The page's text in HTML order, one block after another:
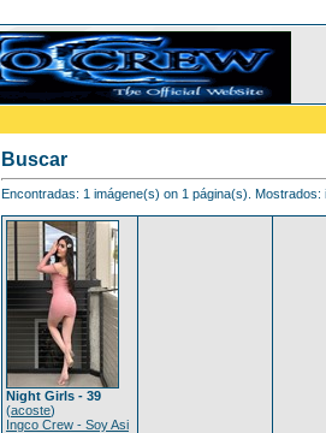
Buscar
Encontradas: 1 imágene(s) on 1 página(s). Mostrados:
Night Girls - 39
(acoste)
Ingco Crew - Soy Asi